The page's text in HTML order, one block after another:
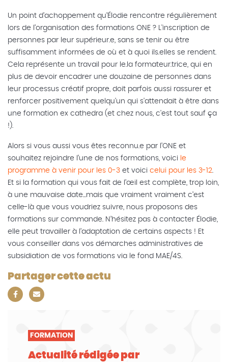
Un point d’achoppement qu’Élodie rencontre régulièrement
lors de l’organisation des formations ONE ? L'inscription de
personnes par leur supérieur.e, sans se tenir ou être
suffisamment informées de où et à quoi ils.elles se rendent.
Cela représente un travail pour le.la formateur.trice, qui en
plus de devoir encadrer une douzaine de personnes dans
leur processus créatif propre, doit parfois aussi rassurer et
renforcer positivement quelqu'un qui s'attendait à être dans
une formation ex cathedra (et chez nous, c'est tout sauf ça
!).
Alors si vous aussi vous êtes reconnu.e par l’ONE et
souhaitez rejoindre l’une de nos formations, voici le
programme à venir pour les 0-3 et voici celui pour les 3-12.
Et si la formation qui vous fait de l’œil est complète, trop loin,
à une mauvaise date...mais que vraiment vraiment c’est
celle-là que vous voudriez suivre, nous proposons des
formations sur commande. N’hésitez pas à contacter Élodie,
elle peut travailler à l’adaptation de certains aspects ! Et
vous conseiller dans vos démarches administratives de
subsidiation de vos formations via le fond MAE/4S.
Partager cette actu
FORMATION
Actualité rédigée par